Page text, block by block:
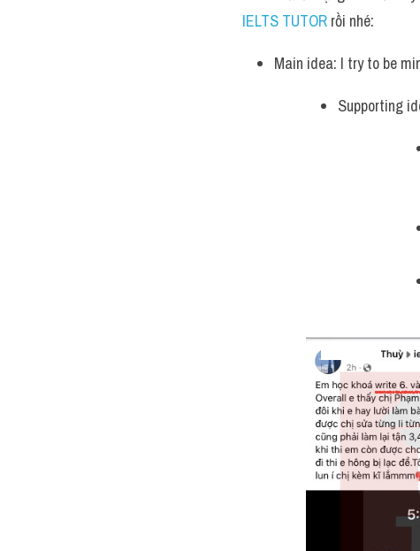
IELTS TUTOR rồi nhé:
Main idea: I try to be
Supporting